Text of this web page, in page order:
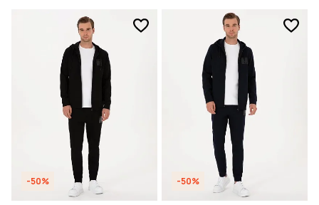
-50% -50%